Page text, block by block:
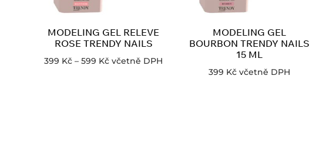
MODELING GEL RELEVE
ROSE TRENDY NAILS
399 Kč – 599 Kč včetně DPH
MODELING GEL
BOURBON TRENDY NAILS
15 ML
399 Kč včetně DPH